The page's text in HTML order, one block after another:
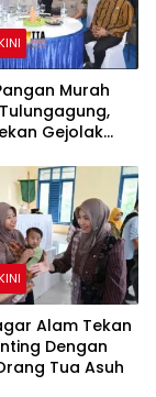
Murah
Gejolak
Alam Tekan
Dengan
Tua Asuh